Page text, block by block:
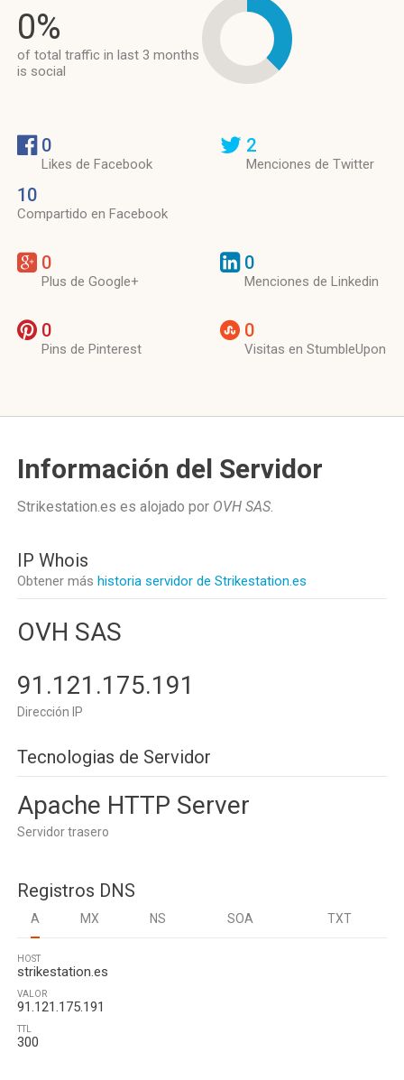
0%
of total traffic in last 3 months
is social
0
Likes de Facebook
10
Compartido en Facebook
2
Menciones de Twitter
0
Plus de Google+
0
Menciones de Linkedin
0
Pins de Pinterest
0
Visitas en StumbleUpon
Información del Servidor
Strikestation.es es alojado por OVH SAS.
IP Whois
Obtener más historia servidor de Strikestation.es
OVH SAS
91.121.175.191
Dirección IP
Tecnologias de Servidor
Apache HTTP Server
Servidor trasero
Registros DNS
A MX NS SOA TXT
HOST
strikestation.es
VALOR
91.121.175.191
TTL
300